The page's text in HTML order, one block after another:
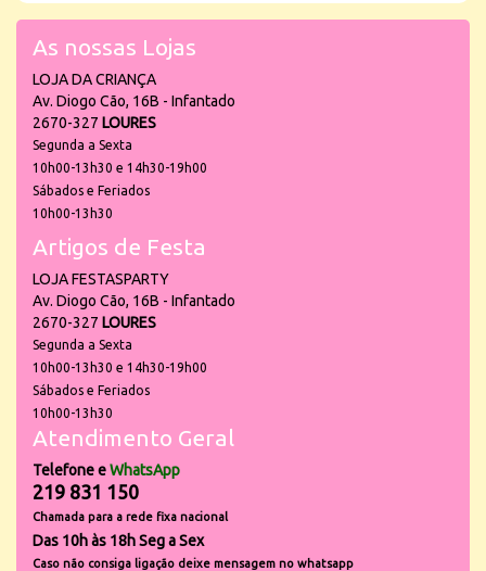
As nossas Lojas
LOJA DA CRIANÇA
Av. Diogo Cão, 16B - Infantado
2670-327 LOURES
Segunda a Sexta
10h00-13h30 e 14h30-19h00
Sábados e Feriados
10h00-13h30
Artigos de Festa
LOJA FESTASPARTY
Av. Diogo Cão, 16B - Infantado
2670-327 LOURES
Segunda a Sexta
10h00-13h30 e 14h30-19h00
Sábados e Feriados
10h00-13h30
Atendimento Geral
Telefone eWhatsApp
219 831 150
Chamada para a rede fixa nacional
Das 10h às 18h Seg a Sex
Caso não consiga ligação deixe mensagem no whatsapp